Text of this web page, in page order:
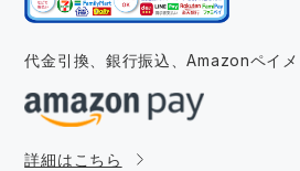
代金引換、銀行振込、Amazonペイメ
詳細はこちら